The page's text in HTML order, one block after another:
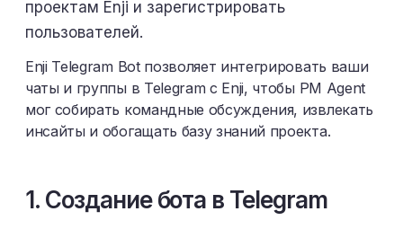
проектам Enji и зарегистрировать
пользователей.
Enji Telegram Bot позволяет интегрировать ваши
чаты и группы в Telegram с Enji, чтобы PM Agent
мог собирать командные обсуждения, извлекать
инсайты и обогащать базу знаний проекта.
1. Создание бота в Telegram